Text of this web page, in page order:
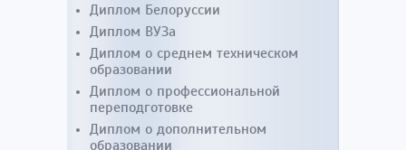
Диплом Белоруссии
Диплом ВУЗа
Диплом о среднем техническом
образовании
Диплом о профессиональной
переподготовке
Диплом о дополнительном
образовании